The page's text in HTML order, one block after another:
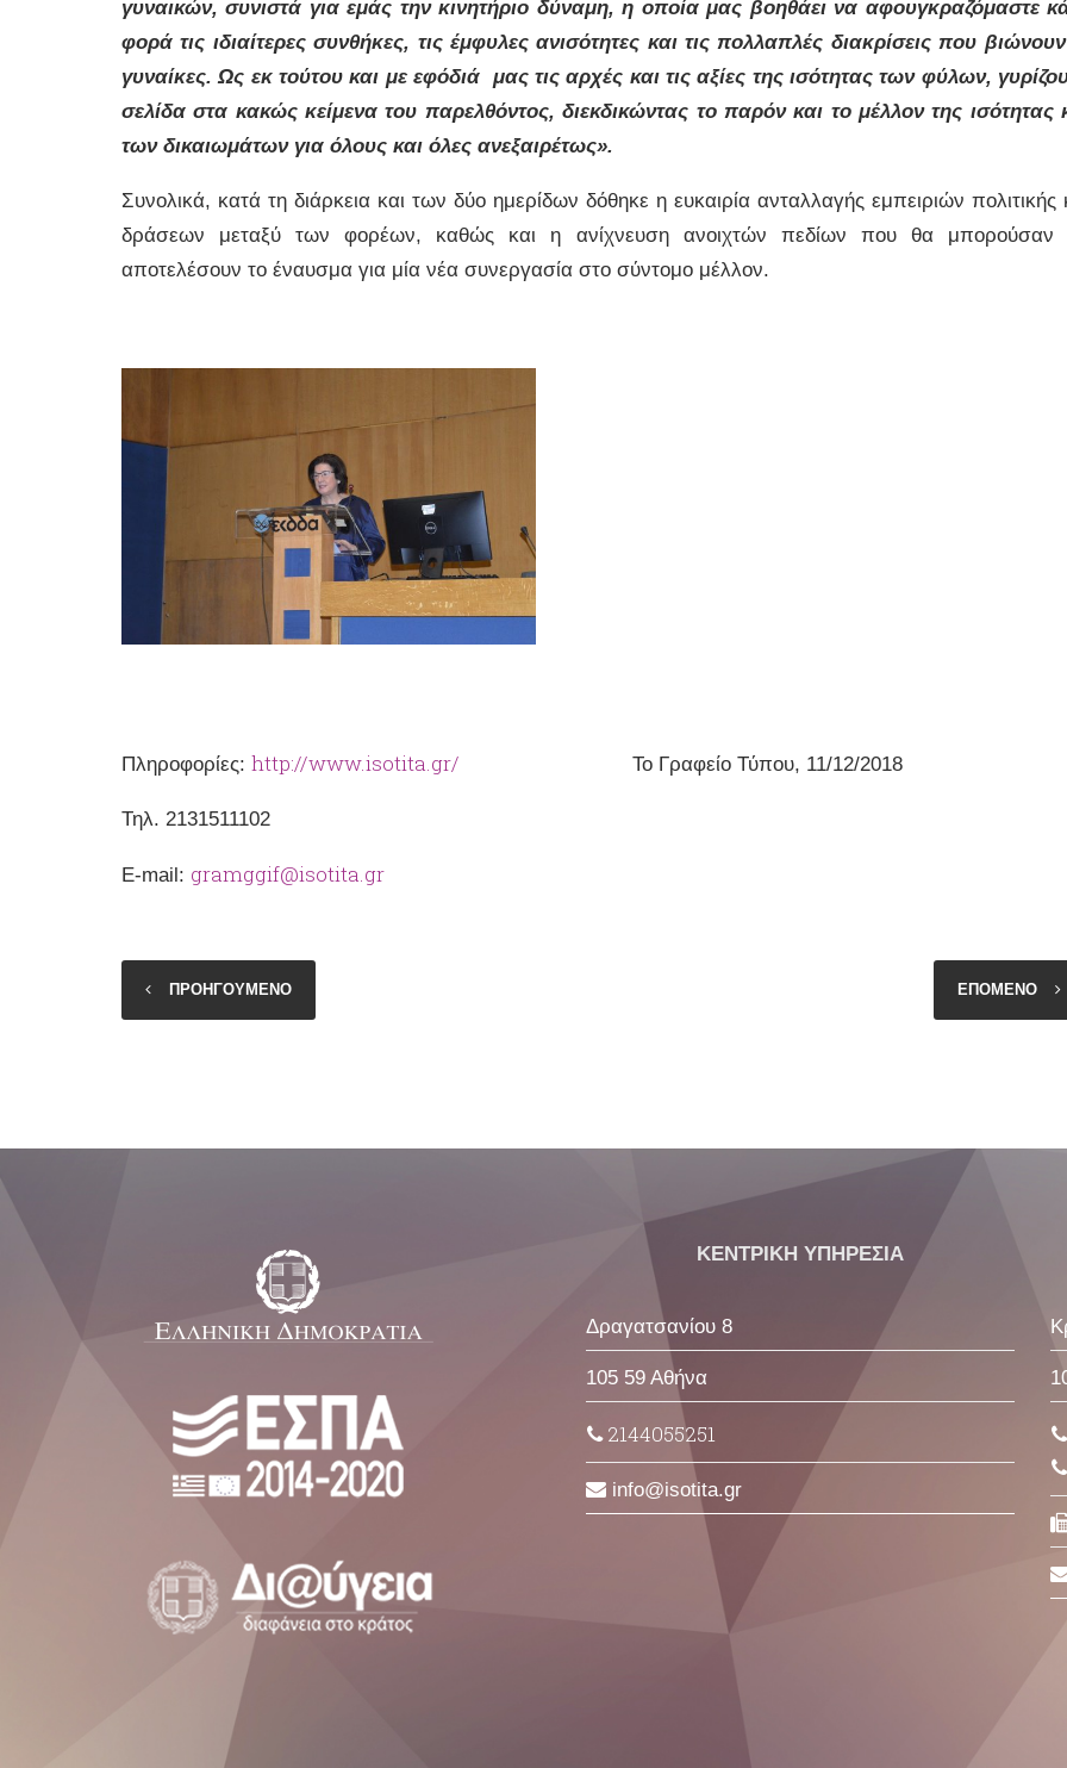
γυναικών, συνιστά για εμάς την κινητήριο δύναμη, η οποία μας βοηθάει να αφουγκραζόμαστε
φορά τις ιδιαίτερες συνθήκες, τις έμφυλες ανισότητες και τις πολλαπλές διακρίσεις που
γυναίκες. Ως εκ τούτου και με εφόδιά μας τις αρχές και τις αξίες της ισότητας των φύλων,
σελίδα στα κακώς κείμενα του παρελθόντος, διεκδικώντας το παρόν και το μέλλον της ισότητας
των δικαιωμάτων για όλους και όλες ανεξαιρέτως».
Συνολικά, κατά τη διάρκεια και των δύο ημερίδων δόθηκε η ευκαιρία ανταλλαγής εμπειριών πολιτικής
δράσεων μεταξύ των φορέων, καθώς και η ανίχνευση ανοιχτών πεδίων που θα μπορούσαν
αποτελέσουν το έναυσμα για μία νέα συνεργασία στο σύντομο μέλλον.
Πληροφορίες: http://www.isotita.gr/ Το Γραφείο Τύπου, 11/12/2018
Τηλ. 2131511102
Ε-mail: gramggif@isotita.gr
ΠΡΟΗΓΟΥΜΕΝΟ ΕΠΟΜΕΝΟ
ΚΕΝΤΡΙΚΗ ΥΠΗΡΕΣΙΑ
Δραγατσανίου 8
105 59 Αθήνα
2144055251
info isotita gr